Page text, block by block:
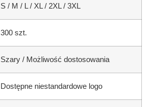
S / M / L / XL / 2XL / 3XL
300 szt.
Szary / Możliwość dostosowania
Dostępne niestandardowe logo